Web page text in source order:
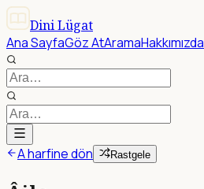
Dini Lügat
Ana SayfaGöz AtAramaHakkımızda
A harfine dön Rastgele